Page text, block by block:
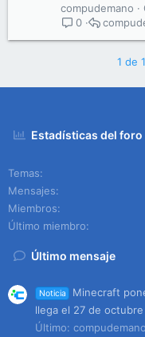
compudemano
0
1 de
Estadísticas del foro
Temas
Mensajes
Miembros
Último miembro
Último mensaje
Noticia
Minecraft
llega el 27 de
Último: compudemano